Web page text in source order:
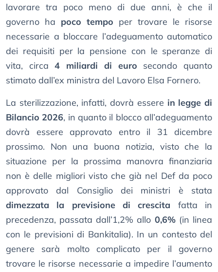
lavorare tra poco meno di due anni, è che il
governo ha poco tempo per trovare le risorse
necessarie a bloccare l’adeguamento automatico
dei requisiti per la pensione con le speranze di
vita, circa4 miliardi di euro secondo quanto
stimato dall’ex ministra del Lavoro Elsa Fornero.
La sterilizzazione, infatti, dovrà essere in legge di
Bilancio 2026, in quanto il blocco all’adeguamento
dovrà essere approvato entro il 31 dicembre
prossimo. Non una buona notizia, visto che la
situazione per la prossima manovra finanziaria
non è delle migliori visto che già nel Def da poco
approvato dal Consiglio dei ministri è stata
dimezzata la previsione di crescita fatta in
precedenza, passata dall’1,2% allo 0,6%(in linea
con le previsioni di Bankitalia). In un contesto del
genere sarà molto complicato per il governo
trovare le risorse necessarie a impedire l’aumento